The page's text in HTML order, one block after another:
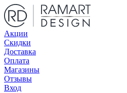
Акции
Скидки
Доставка
Оплата
Магазины
Отзывы
Вход